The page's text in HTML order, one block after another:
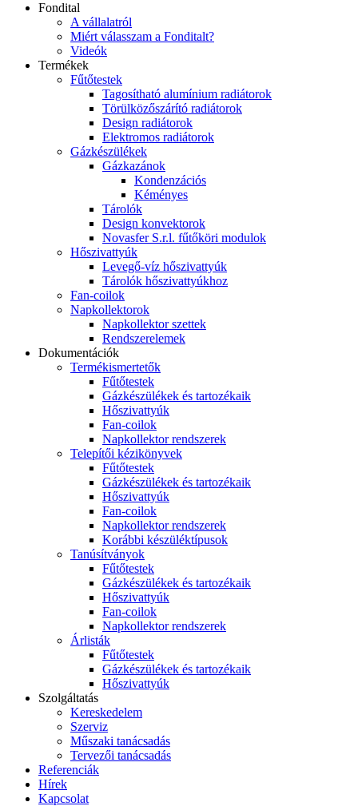
Fondital
A vállalatról
Miért válasszam a Fonditalt?
Videók
Termékek
Fűtőtestek
Tagosítható alumínium radiátorok
Törülközőszárító radiátorok
Design radiátorok
Elektromos radiátorok
Gázkészülékek
Gázkazánok
Kondenzációs
Kéményes
Tárolók
Design konvektorok
Novasfer S.r.l. fűtőköri modulok
Hőszivattyúk
Levegő-víz hőszivattyúk
Tárolók hőszivattyúkhoz
Fan-coilok
Napkollektorok
Napkollektor szettek
Rendszerelemek
Dokumentációk
Termékismertetők
Fűtőtestek
Gázkészülékek és tartozékaik
Hőszivattyúk
Fan-coilok
Napkollektor rendszerek
Telepítői kézikönyvek
Fűtőtestek
Gázkészülékek és tartozékaik
Hőszivattyúk
Fan-coilok
Napkollektor rendszerek
Korábbi készüléktípusok
Tanúsítványok
Fűtőtestek
Gázkészülékek és tartozékaik
Hőszivattyúk
Fan-coilok
Napkollektor rendszerek
Árlisták
Fűtőtestek
Gázkészülékek és tartozékaik
Hőszivattyúk
Szolgáltatás
Kereskedelem
Szerviz
Műszaki tanácsadás
Tervezői tanácsadás
Referenciák
Hírek
Kapcsolat